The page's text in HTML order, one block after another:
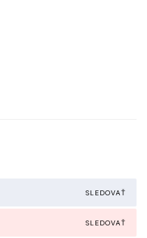
SLEDOVAŤ
SLEDOVAŤ